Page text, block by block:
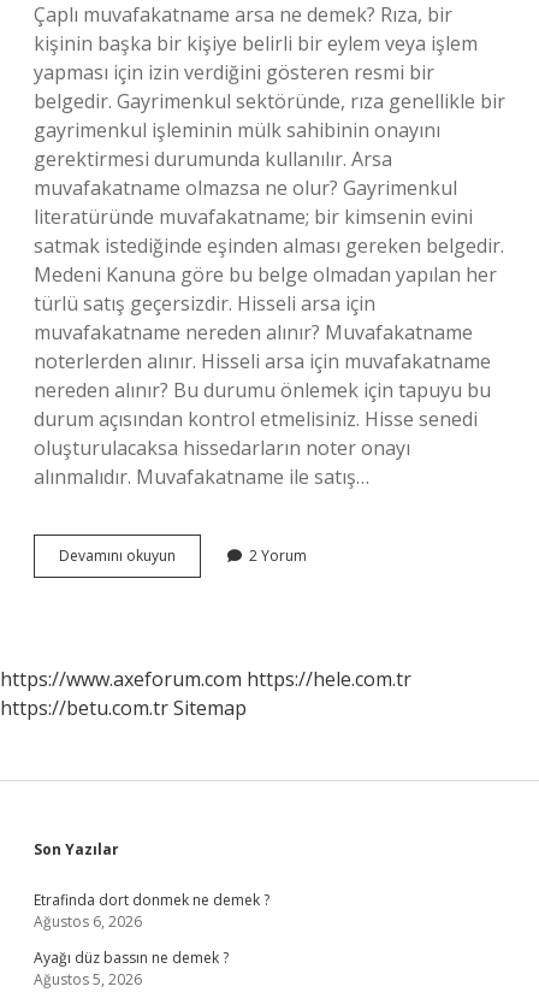
Çaplı muvafakatname arsa ne demek? Rıza, bir
kişinin başka bir kişiye belirli bir eylem veya işlem
yapması için izin verdiğini gösteren resmi bir
belgedir. Gayrimenkul sektöründe, rıza genellikle bir
gayrimenkul işleminin mülk sahibinin onayını
gerektirmesi durumunda kullanılır. Arsa
muvafakatname olmazsa ne olur? Gayrimenkul
literatüründe muvafakatname; bir kimsenin evini
satmak istediğinde eşinden alması gereken belgedir.
Medeni Kanuna göre bu belge olmadan yapılan her
türlü satış geçersizdir. Hisseli arsa için
muvafakatname nereden alınır? Muvafakatname
noterlerden alınır. Hisseli arsa için muvafakatname
nereden alınır? Bu durumu önlemek için tapuyu bu
durum açısından kontrol etmelisiniz. Hisse senedi
oluşturulacaksa hissedarların noter onayı
alınmalıdır. Muvafakatname ile satış…
Devamını okuyun
Çaplı
2 Yorum
https://www.axeforum.com https://hele.com.tr
https://betu.com.trSitemap
Sidebar
Son Yazılar
Etrafinda dort donmek ne demek ?
Ağustos 6, 2026
Ayağı düz bassın ne demek ?
Ağustos 5, 2026